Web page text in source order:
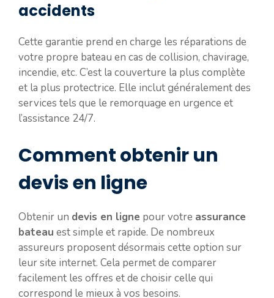
accidents
Cette garantie prend en charge les réparations de
votre propre bateau en cas de collision, chavirage,
incendie, etc. C’est la couverture la plus complète
et la plus protectrice. Elle inclut généralement des
services tels que le remorquage en urgence et
l’assistance 24/7.
Comment obtenir un
devis en ligne
Obtenir un devis en ligne pour votre assurance
bateau est simple et rapide. De nombreux
assureurs proposent désormais cette option sur
leur site internet. Cela permet de comparer
facilement les offres et de choisir celle qui
correspond le mieux à vos besoins.